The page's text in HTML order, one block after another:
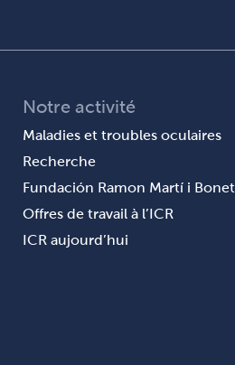
Notre activité
Maladies et troubles oculaires
Recherche
Fundación Ramon Martí i Bonet
Offres de travail à l’ICR
ICR aujourd’hui